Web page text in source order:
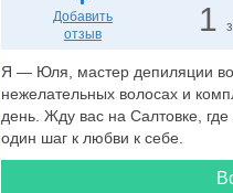
Добавить
отзыв
1
Я — Юля, мастер депиляции
нежелательных волосах и
день. Жду вас на Салтовке,
один шаг к любви к себе.